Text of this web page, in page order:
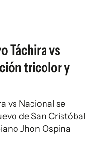
Táchira vs
tricolor y
vs Nacional se
de San Cristóbal
Jhon Ospina